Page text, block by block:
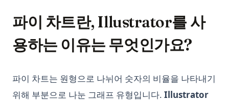
예술 마스터하기: 로그인 없이 ChatGPT를 사용하는 방법
오토GPT 사용법: 단계별 가이드
이 도구들로 ChatGPT 메모리 기능 구현하기
장기 기억 ChatGPT? LTM-1: 5백만 개의 토큰을 가진 LLM입니
다.
Python subprocess: Python에서 외부 명령 실행하기 (완전 가
이드)
Python subprocess: Run External Commands from Python
Python unittest: Write and Run Unit Tests (Complete Guide)
Python unittest: 유닛 테스트 작성과 실행 (완전 가이드)
파이 차트란, Illustrator를 사
용하는 이유는 무엇인가요?
파이 차트는 원형으로 나뉘어 숫자의 비율을 나타내기
위해 부분으로 나눈 그래프 유형입니다. Illustrator